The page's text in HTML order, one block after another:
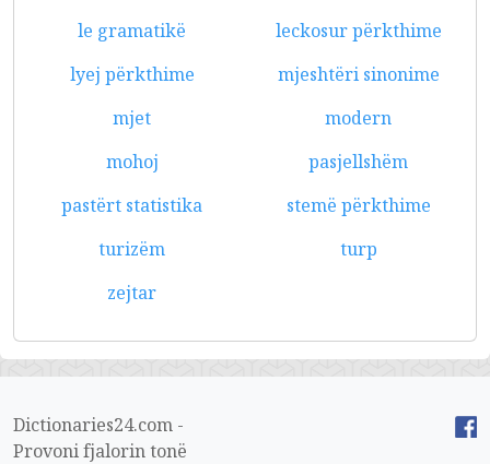
le gramatikë
leckosur përkthime
lyej përkthime
mjeshtëri sinonime
mjet
modern
mohoj
pasjellshëm
pastërt statistika
stemë përkthime
turizëm
turp
zejtar
Dictionaries24.com -
Provoni fjalorin tonë